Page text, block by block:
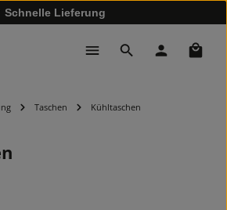
Schnelle Lieferung
Taschen Kühltaschen